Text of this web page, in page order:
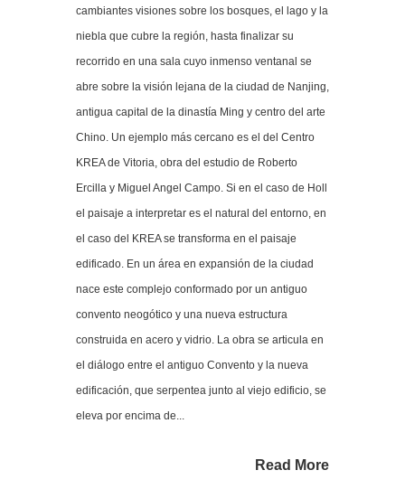
cambiantes visiones sobre los bosques, el lago y la
niebla que cubre la región, hasta finalizar su
recorrido en una sala cuyo inmenso ventanal se
abre sobre la visión lejana de la ciudad de Nanjing,
antigua capital de la dinastía Ming y centro del arte
Chino. Un ejemplo más cercano es el del Centro
KREA de Vitoria, obra del estudio de Roberto
Ercilla y Miguel Angel Campo. Si en el caso de Holl
el paisaje a interpretar es el natural del entorno, en
el caso del KREA se transforma en el paisaje
edificado. En un área en expansión de la ciudad
nace este complejo conformado por un antiguo
convento neogótico y una nueva estructura
construida en acero y vidrio. La obra se articula en
el diálogo entre el antiguo Convento y la nueva
edificación, que serpentea junto al viejo edificio, se
eleva por encima de...
Read More